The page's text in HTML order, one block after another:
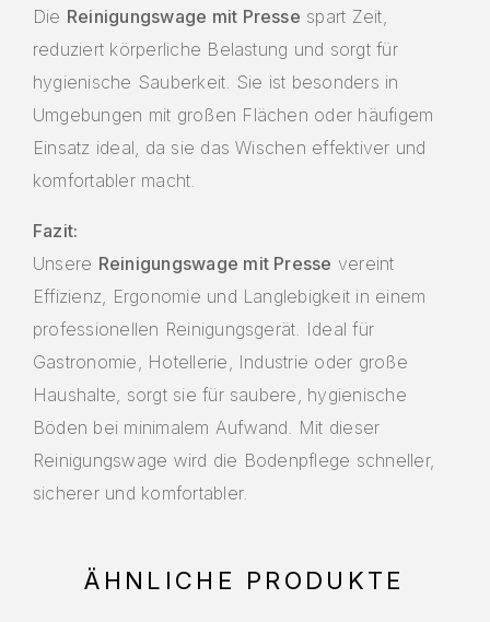
Die Reinigungswage mit Presse spart Zeit,
reduziert körperliche Belastung und sorgt für
hygienische Sauberkeit. Sie ist besonders in
Umgebungen mit großen Flächen oder häufigem
Einsatz ideal, da sie das Wischen effektiver und
komfortabler macht.
Fazit:
Unsere Reinigungswage mit Presse vereint
Effizienz, Ergonomie und Langlebigkeit in einem
professionellen Reinigungsgerät. Ideal für
Gastronomie, Hotellerie, Industrie oder große
Haushalte, sorgt sie für saubere, hygienische
Böden bei minimalem Aufwand. Mit dieser
Reinigungswage wird die Bodenpflege schneller,
sicherer und komfortabler.
ÄHNLICHE PRODUKTE